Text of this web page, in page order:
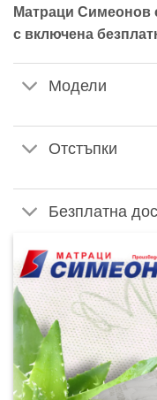
Матраци Симеонов
с включена
Модели
Отстъпки
Безплатна